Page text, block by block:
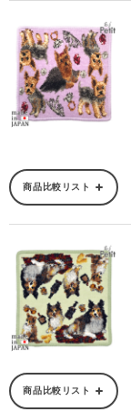
商品比較リスト
商品比較リスト